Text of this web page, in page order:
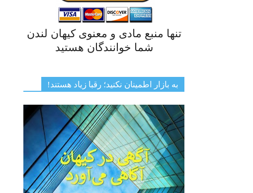
تنها منبع مادی و معنوی کیهان لندن
شما خوانندگان هستید
به بازار اطمینان نکنید؛ رقبا زیاد هستند!